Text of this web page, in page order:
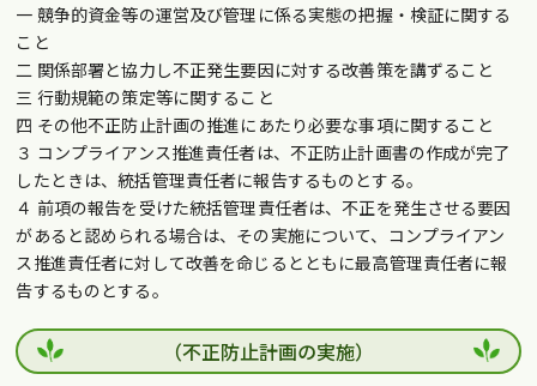
一 競争的資金等の運営及び管理に係る実態の把握・検証に関する
こと
二 関係部署と協力し不正発生要因に対する改善策を講ずること
三 行動規範の策定等に関すること
四 その他不正防止計画の推進にあたり必要な事項に関すること
３ コンプライアンス推進責任者は、不正防止計画書の作成が完了
したときは、統括管理責任者に報告するものとする。
４ 前項の報告を受けた統括管理責任者は、不正を発生させる要因
があると認められる場合は、その実施について、コンプライアン
ス推進責任者に対して改善を命じるとともに最高管理責任者に報
告するものとする。
（不正防止計画の実施）